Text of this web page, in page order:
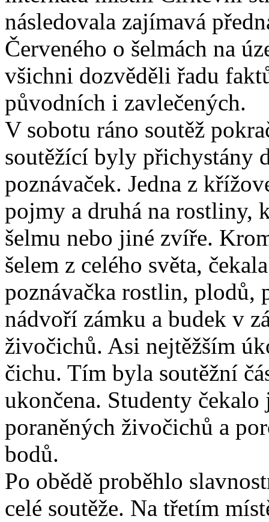
následovala zajímavá
Červeného o šelmách na
všichni dozvěděli řadu
původních i zavlečených.
V sobotu ráno soutěž
soutěžící byly přichystány
poznávaček. Jedna z
pojmy a druhá na rostliny,
šelmu nebo jiné zvíře.
šelem z celého světa,
poznávačka rostlin, plodů,
nádvoří zámku a budek v
živočichů. Asi nejtěžším
čichu. Tím byla soutěžní
ukončena. Studenty
poraněných živočichů a
bodů.
Po obědě proběhlo
celé soutěže. Na třetím